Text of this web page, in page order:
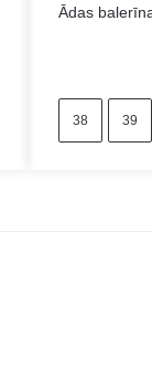
Ādas
38 39